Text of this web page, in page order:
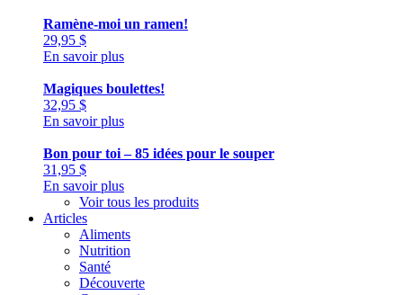
Ramène-moi un ramen!
29,95 $
En savoir plus
Magiques boulettes!
32,95 $
En savoir plus
Bon pour toi – 85 idées pour le souper
31,95 $
En savoir plus
Voir tous les produits
Articles
Aliments
Nutrition
Santé
Découverte